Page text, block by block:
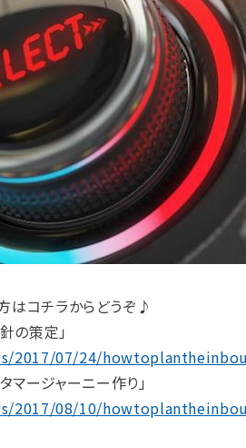
はコチラからどうぞ♪
の策定」
2017/07/24/
マージャーニー作り」
2017/08/10/